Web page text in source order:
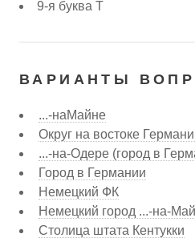
9-я буква Т
ВАРИАНТЫ
...-наМайне
Округ на востоке
...-на-Одере (город в
Город в Германии
Немецкий ФК
Немецкий город ...-на-
Столица штата Кентукки